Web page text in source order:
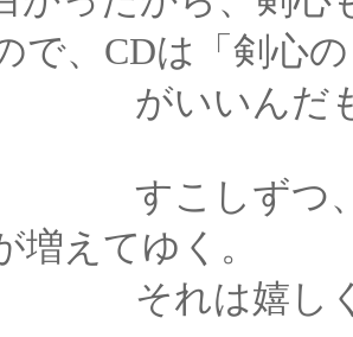
で、CDは「剣心
んだもの」と
つ、すこし
増えてゆく。
嬉しくて、く